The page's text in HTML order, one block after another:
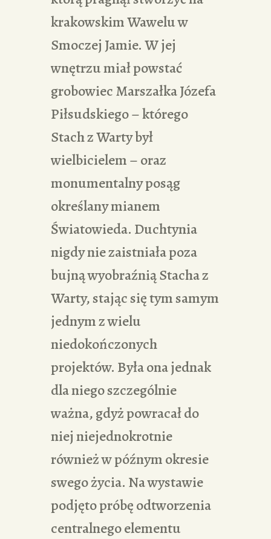
krakowskim Wawelu w
Smoczej Jamie. W jej
wnętrzu miał powstać
grobowiec Marszałka Józefa
Piłsudskiego – którego
Stach z Warty był
wielbicielem – oraz
monumentalny posąg
określany mianem
Światowieda. Duchtynia
nigdy nie zaistniała poza
bujną wyobraźnią Stacha z
Warty, stając się tym samym
jednym z wielu
niedokończonych
projektów. Była ona jednak
dla niego szczególnie
ważna, gdyż powracał do
niej niejednokrotnie
również w późnym okresie
swego życia. Na wystawie
podjęto próbę odtworzenia
centralnego elementu